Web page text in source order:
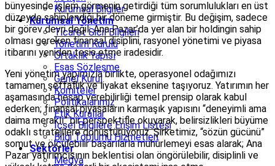
Kurumsal Bilgiler
Kurumsal Yönetim
Ticaret Sicil Bilgileri
Yönetim Kurulu
Ortaklık Yapısı
Esas Sözleşme
Genel Kurul
Komiteler
Politikalarımız
Etik Kurallar
İçsel Bilgilere Erişim Listesi
Bilgi Toplumu Hizmetleri
Sektörler
Medya
bünyesinde işlem görmenin getirdiği tüm sorumlulukları en üst
düzeyde sahiplendiği bir döneme girmiştir. Bu değişim, sadece
bir görev devri değil; Ana Pazar’da yer alan bir holdingin sahip
olması gereken finansal disiplini, rasyonel yönetimi ve piyasa
itibarını yeniden tesis etme iradesidir.
Yeni yönetim yapımızla birlikte, operasyonel odağımızı
tamamen şeffaflık ve liyakat eksenine taşıyoruz. Yatırımın her
aşamasında hesap verebilirliği temel prensip olarak kabul
ederken; finansal piyasaların karmaşık yapısını “deneyimli ama
daima meraklı” bir perspektifle okuyarak, belirsizlikleri büyüme
odaklı stratejilere dönüştürüyoruz. Şirketimiz, “sözün gücünü”
somut ve ölçülebilir başarılarla mühürlemeyi esas alarak; Ana
Pazar yatırımcısının beklentisi olan öngörülebilir, disiplinli ve